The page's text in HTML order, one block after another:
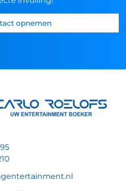
opnemen